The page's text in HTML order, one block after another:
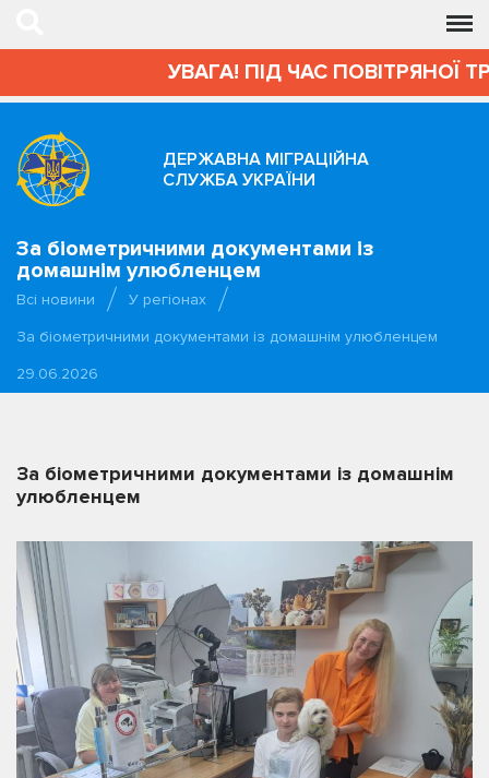
УВАГА! ПІД ЧАС ПОВІТРЯНОЇ
ДЕРЖАВНА МІГРАЦІЙНА
СЛУЖБА УКРАЇНИ
За біометричними документами із
домашнім улюбленцем
Всі новини
У регіонах
За біометричними документами із домашнім улюбленцем
29.06.2026
За біометричними документами із домашнім
улюбленцем